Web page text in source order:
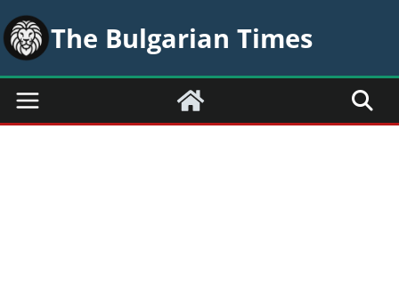
Skip
to
content
The Bulgarian Times